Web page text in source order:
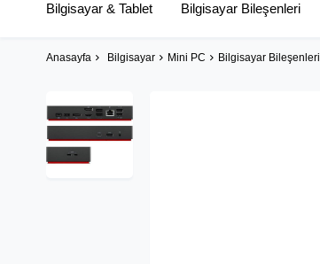
Bilgisayar & Tablet Bilgisayar Bileşenleri
Anasayfa Bilgisayar Mini PC Bilgisayar Bileşenleri